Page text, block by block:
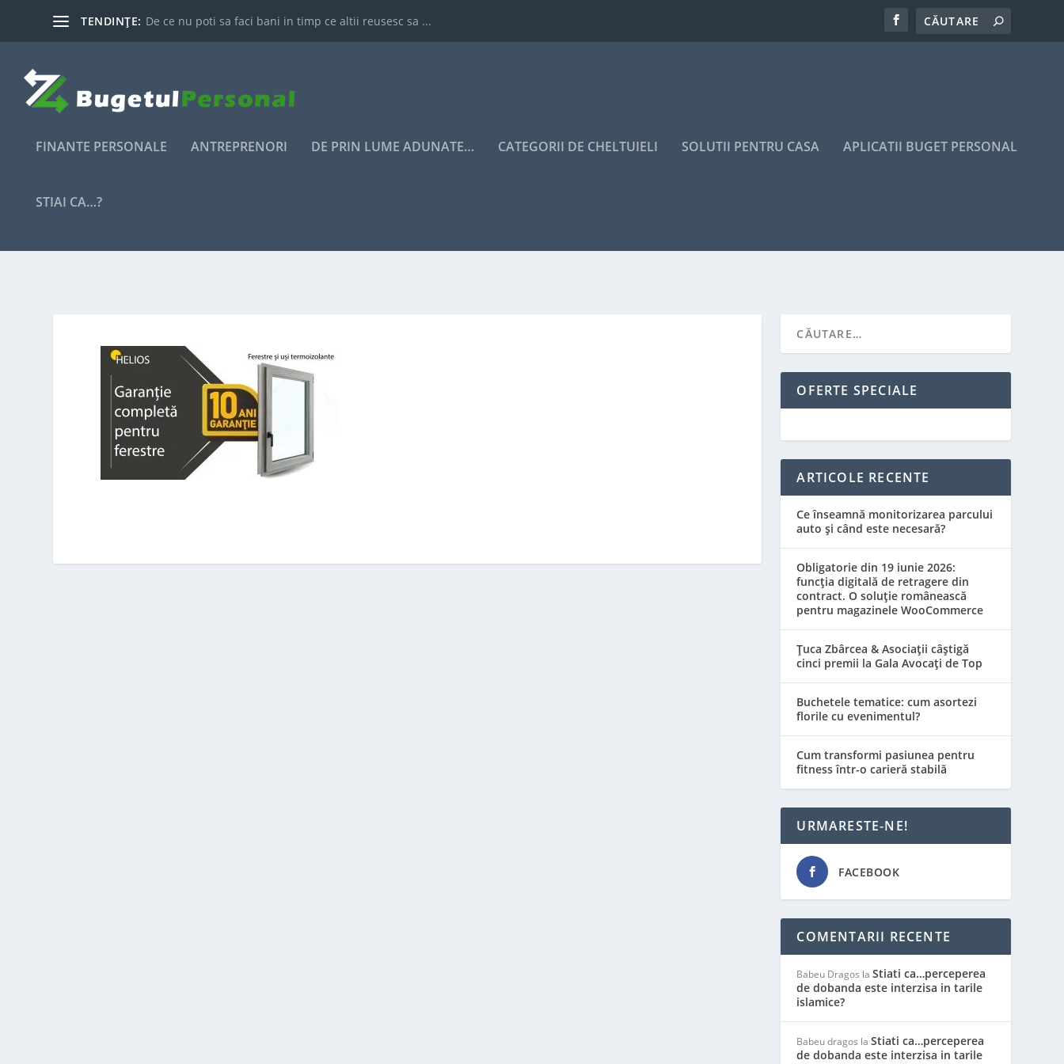
TENDINȚE: De ce nu poti sa faci bani in timp ce altii reusesc sa ...
FINANTE PERSONALE ANTREPRENORI DE PRIN LUME ADUNATE… CATEGORII DE CHELTUIELI SOLUTII PENTRU CASA APLICATII BUGET PERSONAL
STIAI CA…?
OFERTE SPECIALE
ARTICOLE RECENTE
Ce înseamnă monitorizarea parcului
auto și când este necesară?
Obligatorie din 19 iunie 2026:
funcția digitală de retragere din
contract. O soluție românească
pentru magazinele WooCommerce
Țuca Zbârcea & Asociații câștigă
cinci premii la Gala Avocați de Top
Buchetele tematice: cum asortezi
florile cu evenimentul?
Cum transformi pasiunea pentru
fitness într-o carieră stabilă
URMARESTE-NE!
FACEBOOK
COMENTARII RECENTE
Babeu Dragos laStiati ca…perceperea
de dobanda este interzisa in tarile
islamice?
Babeu dragos laStiati ca…perceperea
de dobanda este interzisa in tarile